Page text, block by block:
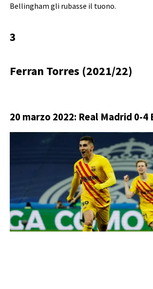
Bellingham gli rubasse il tuono.
3
Ferran Torres (2021/22)
20 marzo 2022: Real Madrid 0-4